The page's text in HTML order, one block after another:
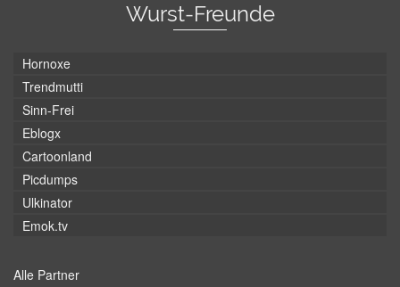
Wurst-Freunde
Hornoxe
Trendmutti
Sinn-Frei
Eblogx
Cartoonland
Picdumps
Ulkinator
Emok.tv
Alle Partner